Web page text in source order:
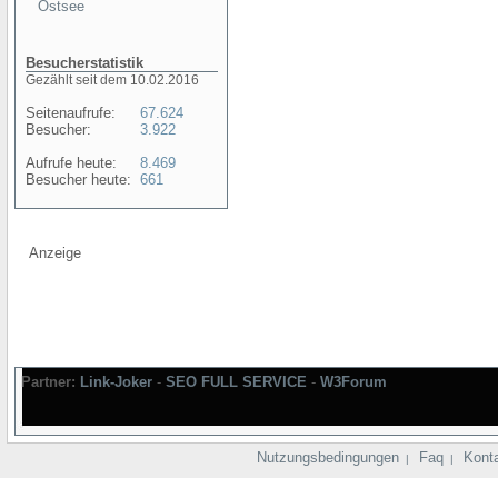
Ostsee
Besucherstatistik
Gezählt seit dem 10.02.2016
Seitenaufrufe:
Besucher:
Aufrufe heute:
Besucher heute:
67.624
3.922
8.469
661
Anzeige
Partner: Link-Joker - SEO FULL SERVICE - W3Forum
Nutzungsbedingungen | Faq |